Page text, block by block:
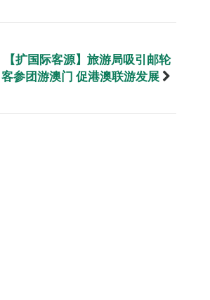
【扩国际客源】旅游局吸引邮轮
客参团游澳门 促港澳联游发展